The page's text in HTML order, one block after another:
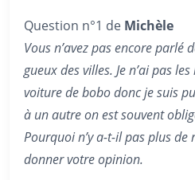
Question n°1 de Michèle
Vous n’avez pas encore parlé
gueux des villes. Je n’ai pas
voiture de bobo donc je suis
à un autre on est souvent
Pourquoi n’y a-t-il pas plus de
donner votre opinion.